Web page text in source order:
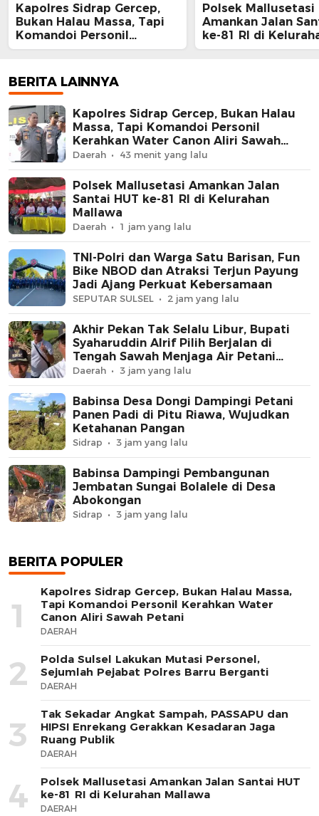
Kapolres Sidrap Gercep,
Bukan Halau Massa, Tapi
Komandoi Personil
Kerahkan Water Canon
Polsek Mallusetasi
Amankan Jalan
ke-81 RI di
Mallawa
BERITA LAINNYA
Kapolres Sidrap Gercep, Bukan Halau
Massa, Tapi Komandoi Personil
Kerahkan Water Canon Aliri Sawah
Petani
Daerah 43 menit yang lalu
Polsek Mallusetasi Amankan Jalan
Santai HUT ke-81 RI di Kelurahan
Mallawa
Daerah 1 jam yang lalu
TNI-Polri dan Warga Satu Barisan, Fun
Bike NBOD dan Atraksi Terjun Payung
Jadi Ajang Perkuat Kebersamaan
SEPUTAR SULSEL 2 jam yang lalu
Akhir Pekan Tak Selalu Libur, Bupati
Syaharuddin Alrif Pilih Berjalan di
Tengah Sawah Menjaga Air Petani
Sidrap
Daerah 3 jam yang lalu
Babinsa Desa Dongi Dampingi Petani
Panen Padi di Pitu Riawa, Wujudkan
Ketahanan Pangan
Sidrap 3 jam yang lalu
Babinsa Dampingi Pembangunan
Jembatan Sungai Bolalele di Desa
Abokongan
Sidrap 3 jam yang lalu
BERITA POPULER
1
Kapolres Sidrap Gercep, Bukan Halau Massa,
Tapi Komandoi Personil Kerahkan Water
Canon Aliri Sawah Petani
DAERAH
2
Polda Sulsel Lakukan Mutasi Personel,
Sejumlah Pejabat Polres Barru Berganti
DAERAH
3
Tak Sekadar Angkat Sampah, PASSAPU dan
HIPSI Enrekang Gerakkan Kesadaran Jaga
Ruang Publik
DAERAH
4
Polsek Mallusetasi Amankan Jalan Santai HUT
ke-81 RI di Kelurahan Mallawa
DAERAH